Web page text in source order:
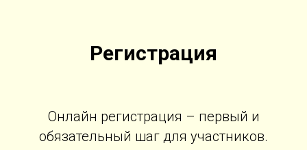
Регистрация
Онлайн регистрация – первый и
обязательный шаг для участников.